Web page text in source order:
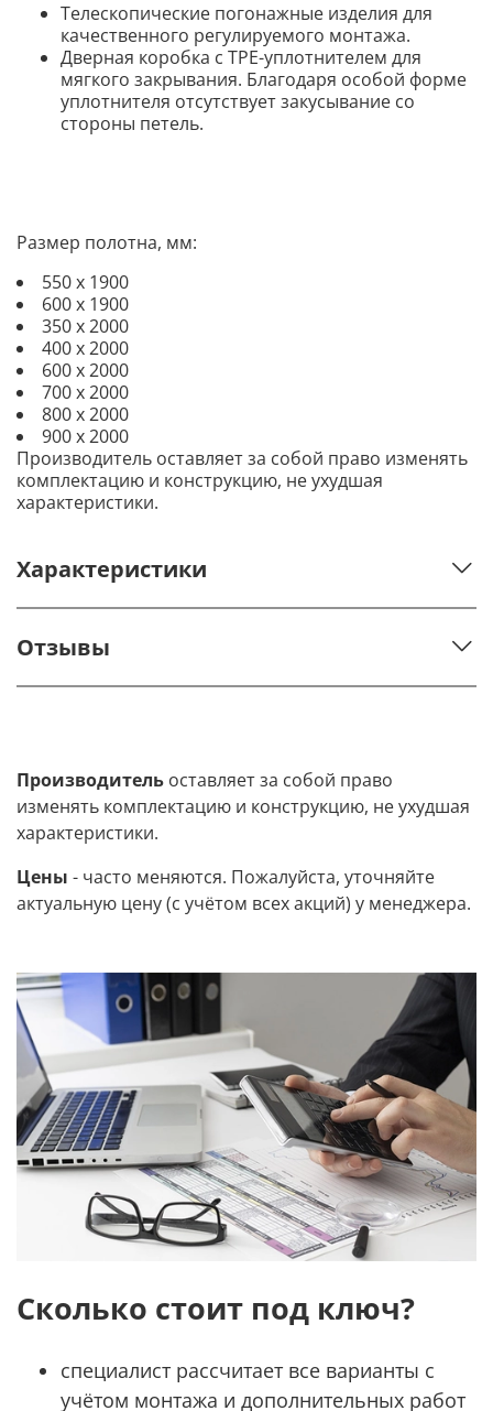
Телескопические погонажные изделия для
качественного регулируемого монтажа.
Дверная коробка с TPE-уплотнителем для
мягкого закрывания. Благодаря особой форме
уплотнителя отсутствует закусывание со
стороны петель.
Размер полотна, мм:
550 х 1900
600 х 1900
350 х 2000
400 х 2000
600 х 2000
700 х 2000
800 х 2000
900 х 2000
Производитель оставляет за собой право изменять
комплектацию и конструкцию, не ухудшая
характеристики.
Характеристики
Отзывы
Производитель оставляет за собой право
изменять комплектацию и конструкцию, не ухудшая
характеристики.
Цены - часто меняются. Пожалуйста, уточняйте
актуальную цену (с учётом всех акций) у менеджера.
Сколько стоит под ключ?
специалист рассчитает все варианты с
учётом монтажа и дополнительных работ